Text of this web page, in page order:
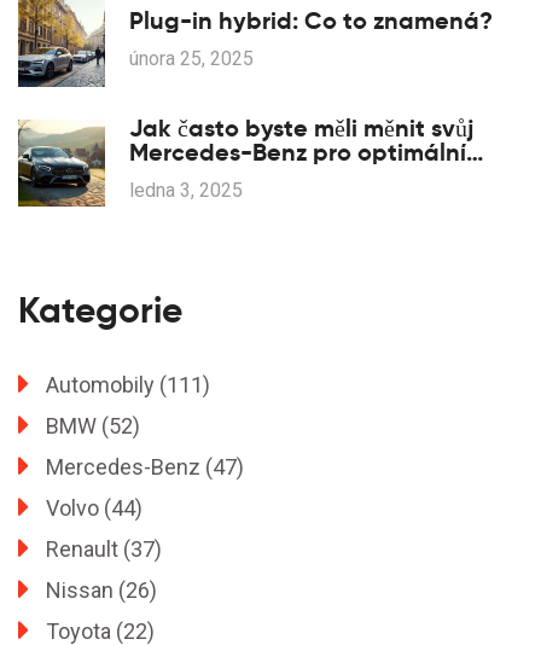
Plug-in hybrid: Co to znamená?
února 25, 2025
Jak často byste měli měnit svůj
Mercedes-Benz pro optimální
výkon
ledna 3, 2025
Kategorie
Automobily (111)
BMW (52)
Mercedes-Benz (47)
Volvo (44)
Renault (37)
Nissan (26)
Toyota (22)